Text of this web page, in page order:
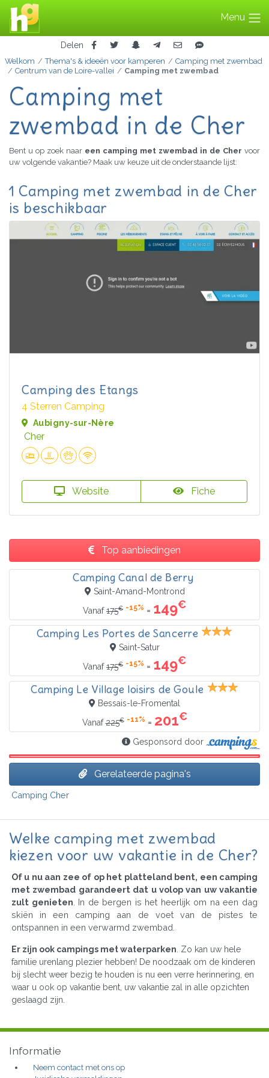
Menu
Delen
Welkom Thema's & ideeën voor kamperen
Camping met zwembad
Centrum van de Loire-vallei
Camping met zwembad
Camping met
zwembad in de Cher
Bent u op zoek naar een camping met zwembad in de Cher voor
uw volgende vakantie? Maak uw keuze uit de onderstaande lijst:
1 Camping met zwembad in de Cher
is beschikbaar
Camping des Etangs
4 Sterren Camping
Aubigny-sur-Nère
Cher
Website Fiche
Top aanbiedingen
Camping Canal de Berry
Saint-Amand-Montrond
Vanaf175€ -15% = 149€
Camping Les Portes de Sancerre
Saint-Satur
Vanaf175€ -15% = 149€
Camping Le Village loisirs de Goule
Bessais-le-Fromental
Vanaf225€ -11% = 201€
Gesponsord door
Gerelateerde pagina's
Camping Cher
Welke camping met zwembad
kiezen voor uw vakantie in de Cher?
Of u nu aan zee of op het platteland bent, een camping
met zwembad garandeert dat u volop van uw vakantie
zult genieten . In de bergen is het heerlijk om na een dag
skiën in een camping aan de voet van de pistes te
ontspannen in een verwarmd zwembad.
Er zijn ook campings met waterparken . Zo kan uw hele
familie urenlang plezier hebben! De noodzaak om de kinderen
bij slecht weer bezig te houden is nu een verre herinnering, en
waar u ook op vakantie bent, uw vakantie zal in alle opzichten
geslaagd zijn.
Informatie
Neem contact met ons op